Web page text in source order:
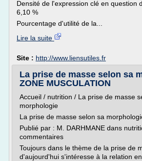
Densité de l'expression clé en question
6,10 %
Pourcentage d'utilité de la...
Lire la suite
Site : http://www.liensutiles.fr
La prise de masse selon sa
ZONE MUSCULATION
Accueil / nutrition / La prise de masse
morphologie
La prise de masse selon sa
Publié par : M. DARHMANE dans
commentaires
Toujours dans le thème de la prise de
d'aujourd'hui s'intéresse à la relation